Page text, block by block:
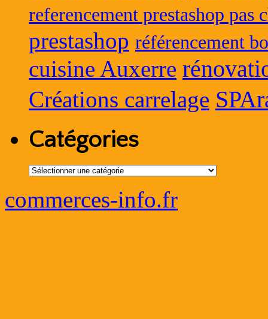
referencement prestashop pas
prestashop référencement
cuisine Auxerre
Créations carrelage
Catégories
Catégories
commerces-info.fr